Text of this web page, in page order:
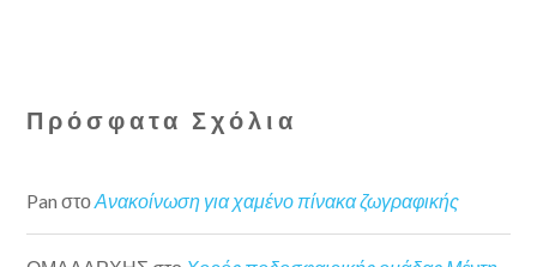
Πρόσφατα Σχόλια
Pan στοΑνακοίνωση για χαμένο πίνακα ζωγραφικής